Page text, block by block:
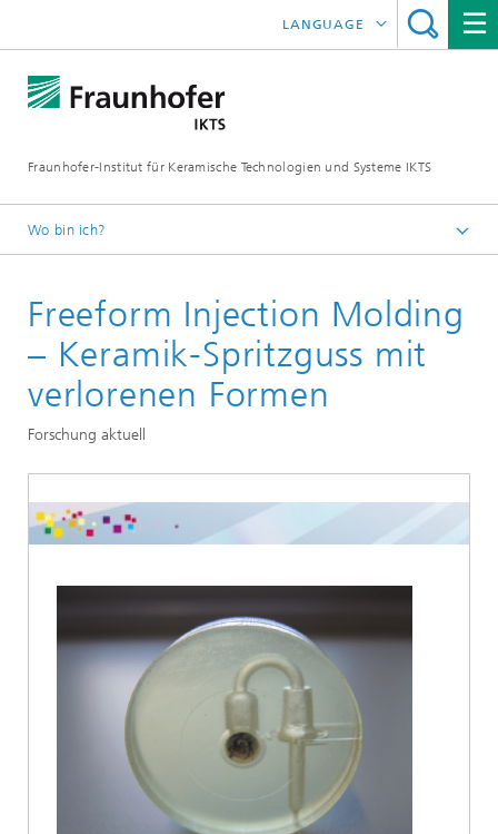
Fraunhofer-Institut für Keramische Technologien und Systeme IKTS
LANGUAGE
ČESKÝ
Wo bin ich?
Abteilungen
Strukturkeramik
Verfahren und Bauteile
Formgebung
Freeform Injection Molding
– Keramik-Spritzguss mit
verlorenen Formen
Forschung aktuell